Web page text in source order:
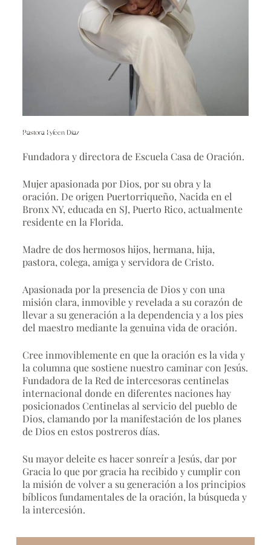
Pastora Eyleen Díaz
Fundadora y directora de Escuela Casa de Oración.
Mujer apasionada por Dios, por su obra y la
oración. De origen Puertorriqueño, Nacida en el
Bronx NY, educada en SJ, Puerto Rico, actualmente
residente en la Florida.
Madre de dos hermosos hijos, hermana, hija,
pastora, colega, amiga y servidora de Cristo.
Apasionada por la presencia de Dios y con una
misión clara, inmovible y revelada a su corazón de
llevar a su generación a la dependencia y a los pies
del maestro mediante la genuina vida de oración.
Cree inmoviblemente en que la oración es la vida y
la columna que sostiene nuestro caminar con Jesús.
Fundadora de la Red de intercesoras centinelas
internacional donde en diferentes naciones hay
posicionados Centinelas al servicio del pueblo de
Dios, clamando por la manifestación de los planes
de Dios en estos postreros días.
Su mayor deleite es hacer sonreír a Jesús, dar por
Gracia lo que por gracia ha recibido y cumplir con
la misión de volver a su generación a los principios
bíblicos fundamentales de la oración, la búsqueda y
la intercesión.